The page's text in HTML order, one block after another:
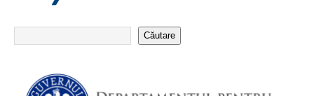
Căutare